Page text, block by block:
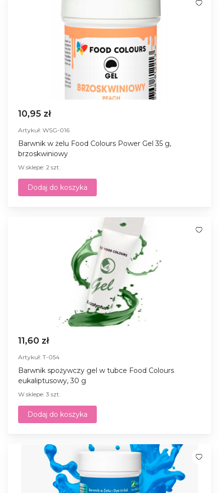
10,95 zł
Artykuł: WSG-016
Barwnik w żelu Food Colours Power Gel 35 g,
brzoskwiniowy
W sklepe: 2 szt.
Dodaj do koszyka
11,60 zł
Artykuł: T-054
Barwnik spożywczy gel w tubce Food Colours
eukaliptusowy, 30 g
W sklepe: 3 szt.
Dodaj do koszyka